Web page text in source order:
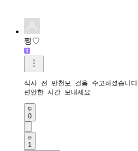
쩡♡
식사 전 만천보 걸음 수고하셨습니다
편안한 시간 보내세요
0
1